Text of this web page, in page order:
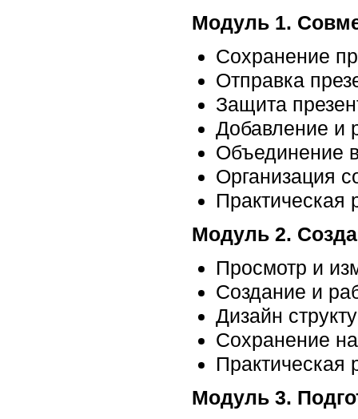
Модуль 1.
Сохранение
Отправка
Защита
Добавление и
Объединение
Организация
Практическая
Модуль 2.
Просмотр и
Создание и
Дизайн
Сохранение
Практическая
Модуль 3.